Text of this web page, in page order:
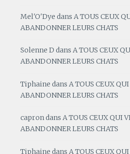
Mel'O'Dye dansA TOUS CEUX
ABANDONNER LEURS CHATS
Solenne D dansA TOUS CEUX
ABANDONNER LEURS CHATS
Tiphaine dansA TOUS CEUX
ABANDONNER LEURS CHATS
caprondansA TOUS CEUX QUI
ABANDONNER LEURS CHATS
Tiphaine dans A TOUS CEUX